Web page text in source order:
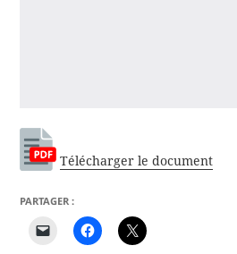
Télécharger le document
PARTAGER :